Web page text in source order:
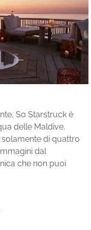
So Starstruck è
delle Maldive.
di quattro
dal
che non puoi